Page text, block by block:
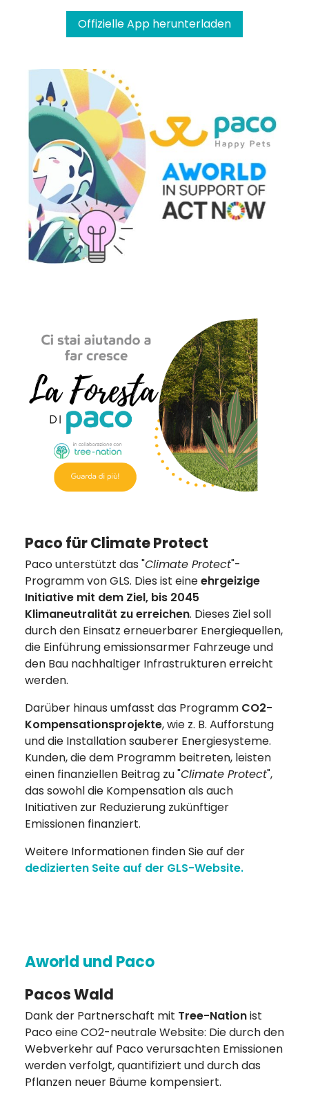
Offizielle App herunterladen
Paco für Climate Protect
Paco unterstützt das "Climate Protect"-
Programm von GLS. Dies ist eineehrgeizige
Initiative mit dem Ziel, bis 2045
Klimaneutralität zu erreichen. Dieses Ziel soll
durch den Einsatz erneuerbarer Energiequellen,
die Einführung emissionsarmer Fahrzeuge und
den Bau nachhaltiger Infrastrukturen erreicht
werden.
Darüber hinaus umfasst das Programm CO2-
Kompensationsprojekte, wie z. B. Aufforstung
und die Installation sauberer Energiesysteme.
Kunden, die dem Programm beitreten, leisten
einen finanziellen Beitrag zu "Climate Protect",
das sowohl die Kompensation als auch
Initiativen zur Reduzierung zukünftiger
Emissionen finanziert.
Weitere Informationen finden Sie auf der
dedizierten Seite auf der GLS-Website.
Aworld und Paco
Pacos Wald
Dank der Partnerschaft mit Tree-Nationist
Paco eine CO2-neutrale Website: Die durch den
Webverkehr auf Paco verursachten Emissionen
werden verfolgt, quantifiziert und durch das
Pflanzen neuer Bäume kompensiert.